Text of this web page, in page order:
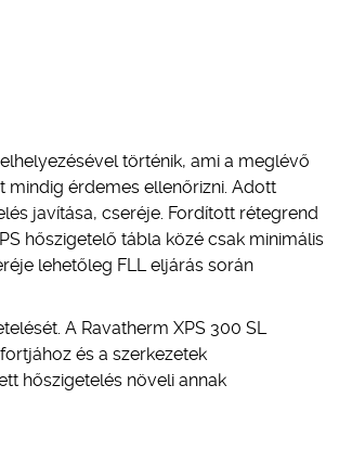
történik, ami a meglévő
érdemes ellenőrizni. Adott
javítása, cseréje. Fordított rétegrend
hőszigetelő tábla közé csak minimális
lehetőleg FLL eljárás során
A Ravatherm XPS 300 SL
és a szerkezetek
hőszigetelés növeli annak